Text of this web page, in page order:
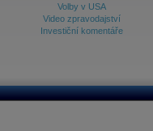
Ceny průmyslových výrobců - Data a prognózy
Ceny průmyslových výrobců - Graf (ČR)
Databanka - Akcie
Volby v USA
Video zpravodajství
Investiční komentáře